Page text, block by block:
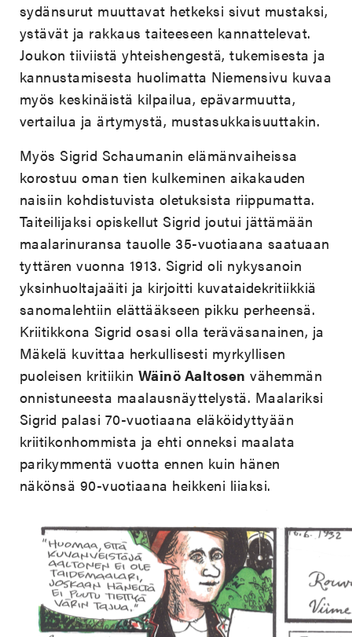
sydänsurut muuttavat hetkeksi sivut mustaksi,
ystävät ja rakkaus taiteeseen kannattelevat.
Joukon tiiviistä yhteishengestä, tukemisesta ja
kannustamisesta huolimatta Niemensivu kuvaa
myös keskinäistä kilpailua, epävarmuutta,
vertailua ja ärtymystä, mustasukkaisuuttakin.
Myös Sigrid Schaumanin elämänvaiheissa
korostuu oman tien kulkeminen aikakauden
naisiin kohdistuvista oletuksista riippumatta.
Taiteilijaksi opiskellut Sigrid joutui jättämään
maalarinuransa tauolle 35-vuotiaana saatuaan
tyttären vuonna 1913. Sigrid oli nykysanoin
yksinhuoltajaäiti ja kirjoitti kuvataidekritiikkiä
sanomalehtiin elättääkseen pikku perheensä.
Kriitikkona Sigrid osasi olla teräväsanainen, ja
Mäkelä kuvittaa herkullisesti myrkyllisen
puoleisen kritiikin Wäinö Aaltosen vähemmän
onnistuneesta maalausnäyttelystä. Maalariksi
Sigrid palasi 70-vuotiaana eläköidyttyään
kriitikonhommista ja ehti onneksi maalata
parikymmentä vuotta ennen kuin hänen
näkönsä 90-vuotiaana heikkeni liiaksi.